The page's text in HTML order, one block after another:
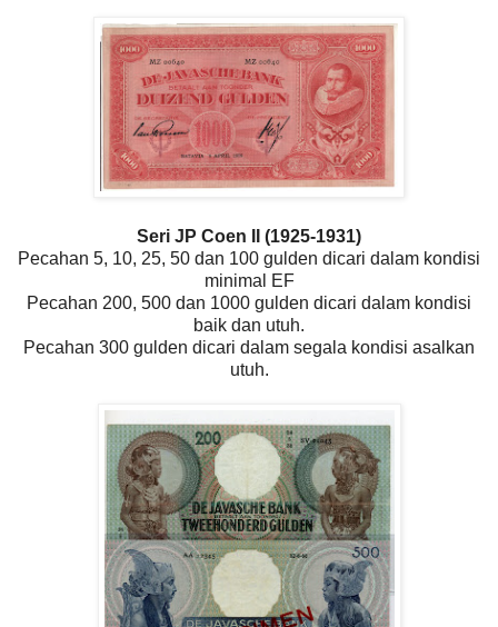
Seri JP Coen II (1925-1931)
Pecahan 5, 10, 25, 50 dan 100 gulden dicari dalam kondisi
minimal EF
Pecahan 200, 500 dan 1000 gulden dicari dalam kondisi
baik dan utuh.
Pecahan 300 gulden dicari dalam segala kondisi asalkan
utuh.